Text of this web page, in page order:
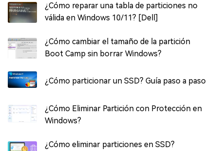
¿Cómo reparar una tabla de particiones no
válida en Windows 10/11? [Dell]
¿Cómo cambiar el tamaño de la partición
Boot Camp sin borrar Windows?
¿Cómo particionar un SSD? Guía paso a paso
¿Cómo Eliminar Partición con Protección en
Windows?
¿Cómo eliminar particiones en SSD?